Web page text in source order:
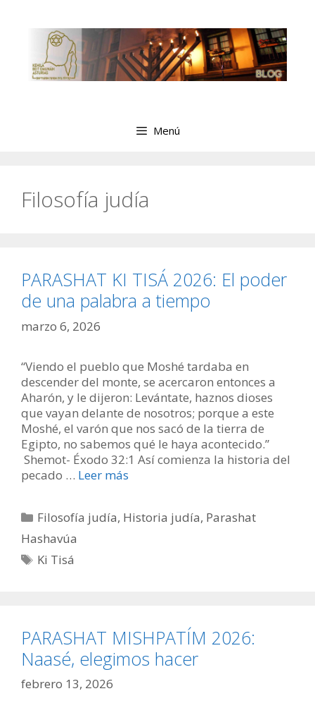
contenido
Menú
Filosofía judía
PARASHAT KI TISÁ 2026: El poder
de una palabra a tiempo
marzo 6, 2026
“Viendo el pueblo que Moshé tardaba en
descender del monte, se acercaron entonces a
Aharón, y le dijeron: Levántate, haznos dioses
que vayan delante de nosotros; porque a este
Moshé, el varón que nos sacó de la tierra de
Egipto, no sabemos qué le haya acontecido.”
Shemot- Éxodo 32:1 Así comienza la historia del
pecado … Leer más
Categorías
Filosofía judía, Historia judía, Parashat
Hashavúa
Etiquetas
Ki Tisá
PARASHAT MISHPATÍM 2026:
Naasé, elegimos hacer
febrero 13, 2026